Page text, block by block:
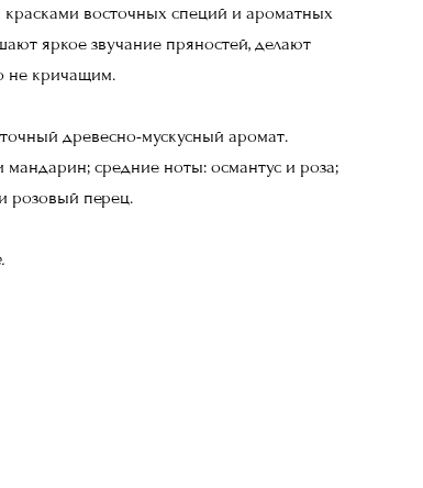
красками восточных специй и ароматных
яркое звучание пряностей, делают
не кричащим.
древесно-мускусный аромат.
средние ноты: османтус и роза;
розовый перец.